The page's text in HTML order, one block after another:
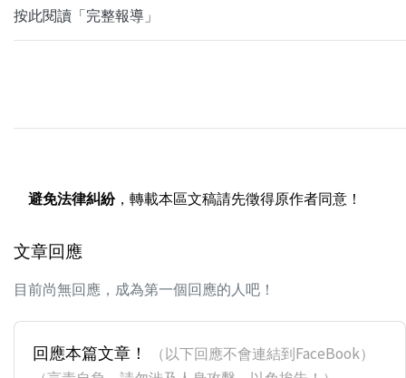
按此閱讀「完整報導」
避免法律糾紛，轉載本區文稿請先徵得原作者同意！
文章回應
目前尚無回應，成為第一個回應的人吧！
回應本篇文章！
（以下回應不會連結到FaceBook）